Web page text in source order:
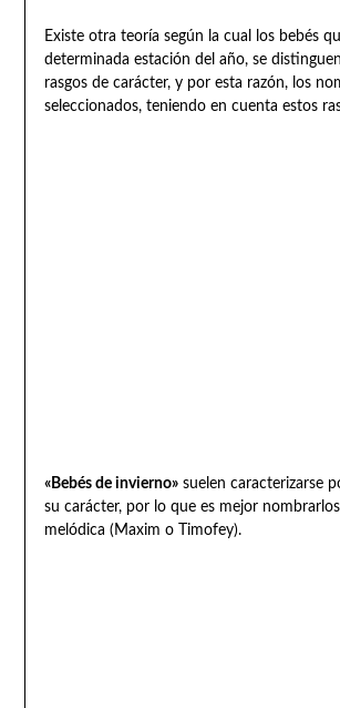
Existe otra teoría según la cual los bebés
determinada estación del año, se
rasgos de carácter, y por esta razón, los
seleccionados, teniendo en cuenta estos
«Bebés de invierno»suelen caracterizarse
su carácter, por lo que es mejor
melódica (Maxim o Timofey).